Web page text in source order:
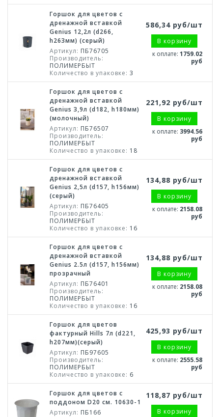
Горшок для цветов с
дренажной вставкой
Genius 12,2л (d266,
h263мм) (серый)
Артикул: ПБ76705
Производитель:
ПОЛИМЕРБЫТ
Количество в упаковке: 3
586,34 руб/шт
В корзину
к оплате: 1759.02
руб
Горшок для цветов с
дренажной вставкой
Genius 3,9л (d182, h180мм)
(молочный)
Артикул: ПБ76507
Производитель:
ПОЛИМЕРБЫТ
Количество в упаковке: 18
221,92 руб/шт
В корзину
к оплате: 3994.56
руб
Горшок для цветов с
дренажной вставкой
Genius 2,5л (d157, h156мм)
(серый)
Артикул: ПБ76405
Производитель:
ПОЛИМЕРБЫТ
Количество в упаковке: 16
134,88 руб/шт
В корзину
к оплате: 2158.08
руб
Горшок для цветов с
дренажной вставкой
Genius 2.5л (d157, h156мм)
прозрачный
Артикул: ПБ76401
Производитель:
ПОЛИМЕРБЫТ
Количество в упаковке: 16
134,88 руб/шт
В корзину
к оплате: 2158.08
руб
Горшок для цветов
фактурный Hills 7л (d221,
h207мм)(серый)
Артикул: ПБ97605
Производитель:
ПОЛИМЕРБЫТ
Количество в упаковке: 6
425,93 руб/шт
В корзину
к оплате: 2555.58
руб
Горшок для цветов с
поддоном D20 см. 10630-1
Артикул: ПБ166
118,87 руб/шт
В корзину